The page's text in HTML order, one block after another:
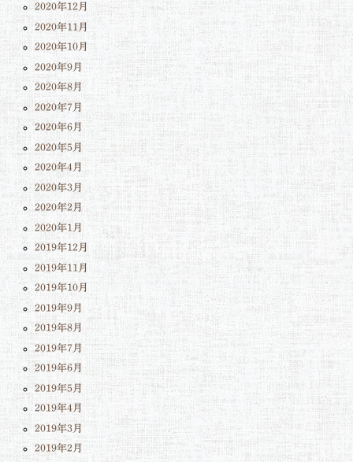
2020年12月
2020年11月
2020年10月
2020年9月
2020年8月
2020年7月
2020年6月
2020年5月
2020年4月
2020年3月
2020年2月
2020年1月
2019年12月
2019年11月
2019年10月
2019年9月
2019年8月
2019年7月
2019年6月
2019年5月
2019年4月
2019年3月
2019年2月